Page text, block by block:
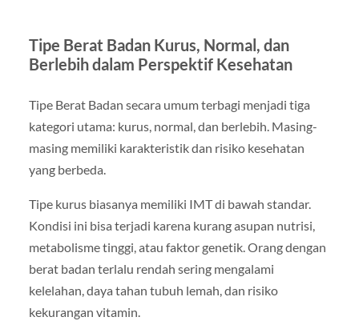
Tipe Berat Badan Kurus, Normal, dan
Berlebih dalam Perspektif Kesehatan
Tipe Berat Badan secara umum terbagi menjadi tiga
kategori utama: kurus, normal, dan berlebih. Masing-
masing memiliki karakteristik dan risiko kesehatan
yang berbeda.
Tipe kurus biasanya memiliki IMT di bawah standar.
Kondisi ini bisa terjadi karena kurang asupan nutrisi,
metabolisme tinggi, atau faktor genetik. Orang dengan
berat badan terlalu rendah sering mengalami
kelelahan, daya tahan tubuh lemah, dan risiko
kekurangan vitamin.